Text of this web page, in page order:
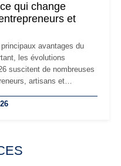
qui change
et
avantages du
les évolutions
suscitent de nombreuses
artisans et
la TVA : les règles